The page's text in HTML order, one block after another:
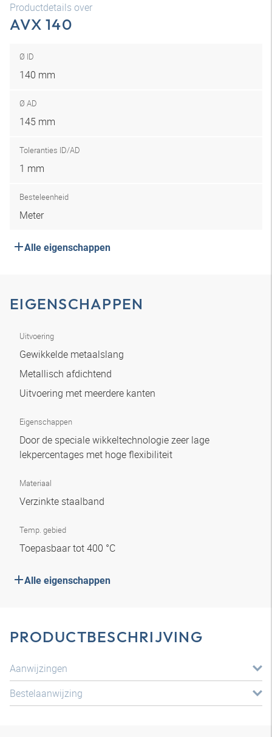
Productdetails over
AVX 140
Ø ID
140 mm
Ø AD
145 mm
Toleranties ID/AD
1 mm
Besteleenheid
Meter
Alle eigenschappen
EIGENSCHAPPEN
Uitvoering
Gewikkelde metaalslang
Metallisch afdichtend
Uitvoering met meerdere kanten
Eigenschappen
Door de speciale wikkeltechnologie zeer lage
lekpercentages met hoge flexibiliteit
Materiaal
Verzinkte staalband
Temp. gebied
Toepasbaar tot 400 °C
Alle eigenschappen
PRODUCTBESCHRIJVING
Aanwijzingen
Bestelaanwijzing